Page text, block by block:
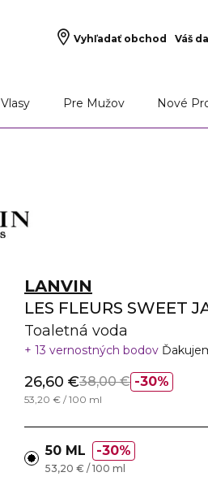
Vyhľadať obchod Váš
Vlasy Pre Mužov Nové
LANVIN
LES FLEURS SWEET
Toaletná voda
13 vernostných bodov
30%
26,60 €38,00 €
53,20 € / 100 ml
50 ML 30%
53,20 € / 100 ml